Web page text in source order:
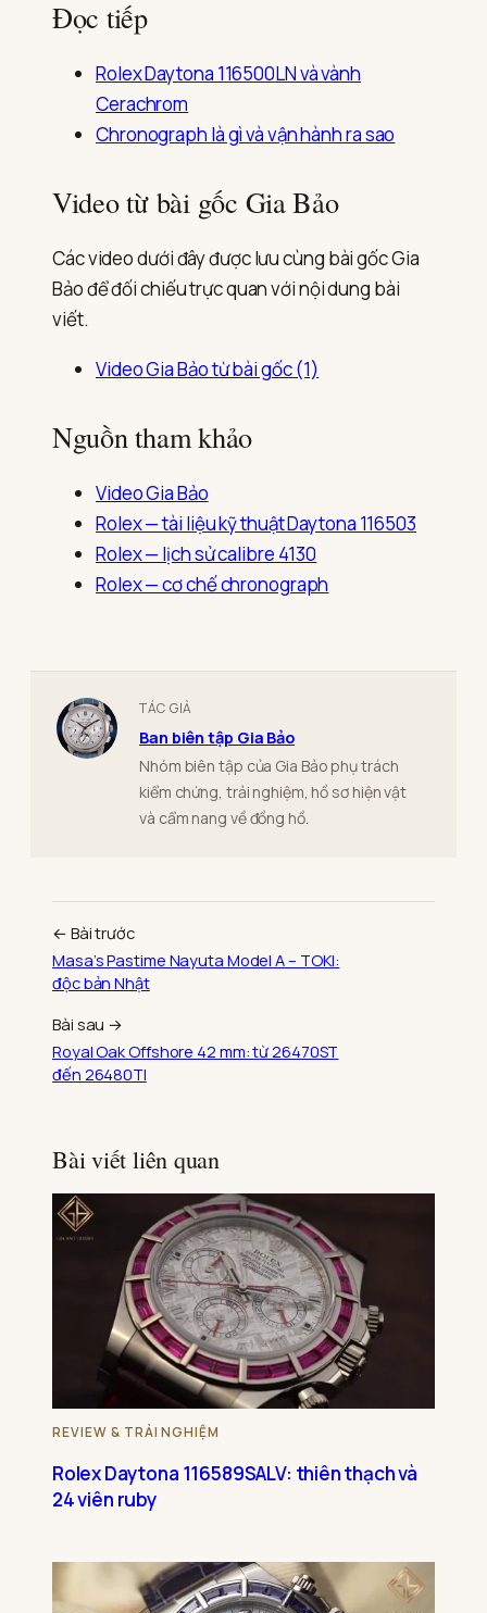
Đọc tiếp
Rolex Daytona 116500LN và vành
Cerachrom
Chronograph là gì và vận hành ra sao
Video từ bài gốc Gia Bảo
Các video dưới đây được lưu cùng bài gốc Gia
Bảo để đối chiếu trực quan với nội dung bài
viết.
Video Gia Bảo từ bài gốc (1)
Nguồn tham khảo
Video Gia Bảo
Rolex — tài liệu kỹ thuật Daytona 116503
Rolex — lịch sử calibre 4130
Rolex — cơ chế chronograph
TÁC GIẢ
Ban biên tập Gia Bảo
Nhóm biên tập của Gia Bảo phụ trách
kiểm chứng, trải nghiệm, hồ sơ hiện vật
và cẩm nang về đồng hồ.
← Bài trước
Masa’s Pastime Nayuta Model A – TOKI:
độc bản Nhật
Bài sau →
Royal Oak Offshore 42 mm: từ 26470ST
đến 26480TI
Bài viết liên quan
REVIEW & TRẢI NGHIỆM
Rolex Daytona 116589SALV: thiên thạch và
24 viên ruby